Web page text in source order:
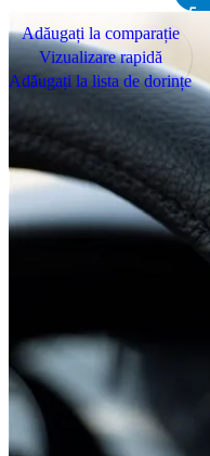
Adăugați la comparație
Vizualizare rapidă
Adăugați la lista de dorințe